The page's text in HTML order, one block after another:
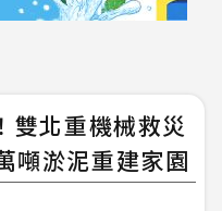
雙北重機械救災
淤泥重建家園